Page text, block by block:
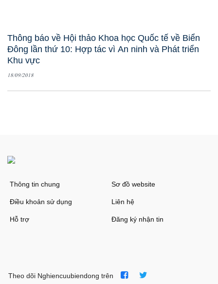
Thông báo về Hội thảo Khoa học Quốc tế về Biển
Đông lần thứ 10: Hợp tác vì An ninh và Phát triển
Khu vực
18/09/2018
Thông tin chung Sơ đồ website
Điều khoản sử dụng Liên hệ
Hỗ trợ Đăng ký nhận tin
Theo dõi Nghiencuubiendong trên